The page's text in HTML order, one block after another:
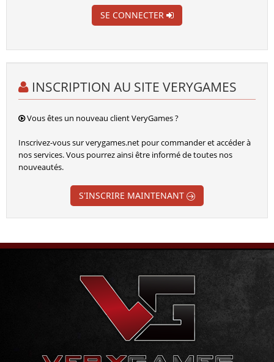
SE CONNECTER
INSCRIPTION AU SITE VERYGAMES
Vous êtes un nouveau client VeryGames ?
Inscrivez-vous sur verygames.net pour commander et accéder à
nos services. Vous pourrez ainsi être informé de toutes nos
nouveautés.
S'INSCRIRE MAINTENANT